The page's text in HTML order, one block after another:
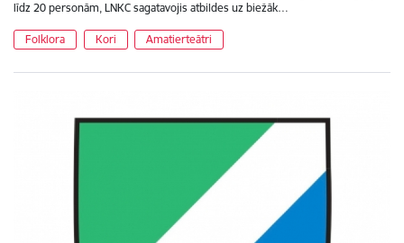
līdz 20 personām, LNKC sagatavojis atbildes uz biežāk…
Folklora Kori Amatierteātri